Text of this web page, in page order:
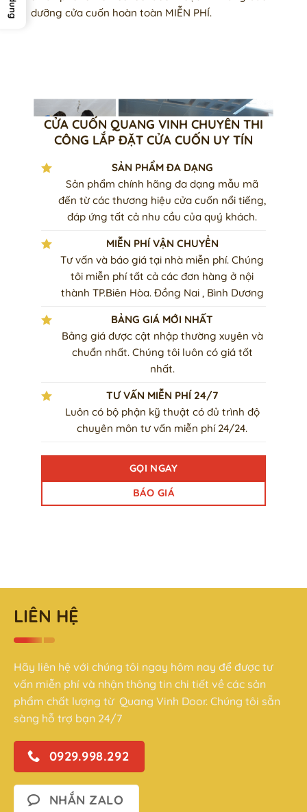
dưỡng cửa cuốn hoàn toàn MIỄN PHÍ.
CỬA CUỐN QUANG VINH CHUYÊN THI
CÔNG LẮP ĐẶT CỬA CUỐN UY TÍN
SẢN PHẨM ĐA DẠNG
Sản phẩm chính hãng đa dạng mẫu mã
đến từ các thương hiệu cửa cuốn nổi tiếng,
đáp ứng tất cả nhu cầu của quý khách.
MIỄN PHÍ VẬN CHUYỂN
Tư vấn và báo giá tại nhà miễn phí. Chúng
tôi miễn phí tất cả các đơn hàng ở nội
thành TP.Biên Hòa. Đồng Nai , Bình Dương
BẢNG GIÁ MỚI NHẤT
Bảng giá được cật nhập thường xuyên và
chuẩn nhất. Chúng tôi luôn có giá tốt
nhất.
TƯ VẤN MIỄN PHÍ 24/7
Luôn có bộ phận kỹ thuật có đủ trình độ
chuyên môn tư vấn miễn phí 24/24.
GỌI NGAY
BÁO GIÁ
LIÊN HỆ
Hãy liên hệ với chúng tôi ngay hôm nay để được tư
vấn miễn phí và nhận thông tin chi tiết về các sản
phẩm chất lượng từ Quang Vinh Door. Chúng tôi sẵn
sàng hỗ trợ bạn 24/7
0929.998.292
NHẮN ZALO